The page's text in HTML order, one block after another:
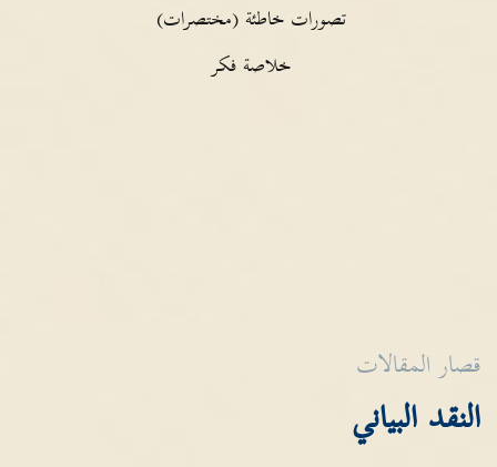
تصورات خاطئة (مختصرات)
خلاصة فكر
قصار المقالات
النقد البياني